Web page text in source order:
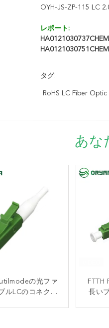
OYH-JS-ZP-115 LC
レポート:
タグ:
RoHS LC Fiber
あな
の光ファイバ
ユニブートの
光フ
ニ
の光ファ
ルLCのコネクタ
FTTH
長い